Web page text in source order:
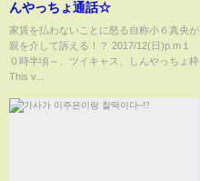
んやっちょ通話☆
家賃を払わないことに怒る自称小６真央が
親を介して訴える！？ 2017/12(日)p.m１
０時半頃～、ツイキャス、しんやっちょ枠
This v...